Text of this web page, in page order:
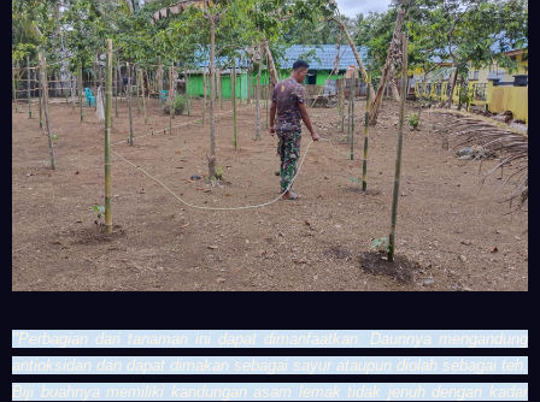
"Perbagian dari tanaman ini dapat dimanfaatkan. Daunnya mengandung
antioksidan dan dapat dimakan sebagai sayur ataupun diolah sebagai teh.
Biji buahnya memiliki kandungan asam lemak tidak jenuh dengan kadar